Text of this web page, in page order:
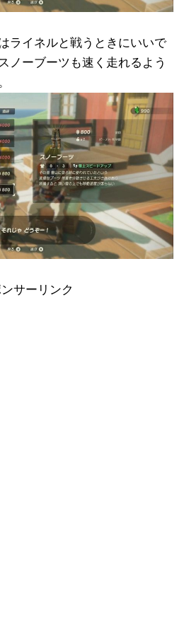
ライネルと戦うときにいいで
ノーブーツも速く走れるよう
サーリンク